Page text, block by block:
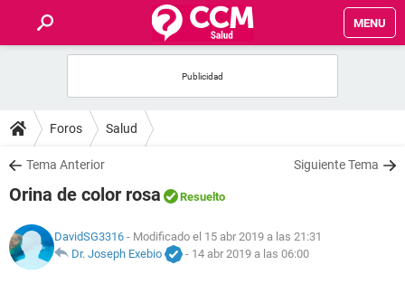
MENU
FOROS
SALUD
NUTRICIÓN
Foros Salud
Tema Anterior Siguiente Tema
Orina de color rosa Resuelto
DavidSG3316 - Modificado el 15 abr 2019 a las 21:31
Dr. Joseph Exebio
- 14 abr 2019 a las 06:00